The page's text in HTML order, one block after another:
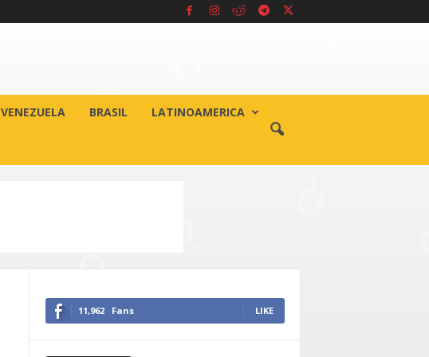
VENEZUELA BRASIL LATINOAMERICA
11,962 Fans LIKE